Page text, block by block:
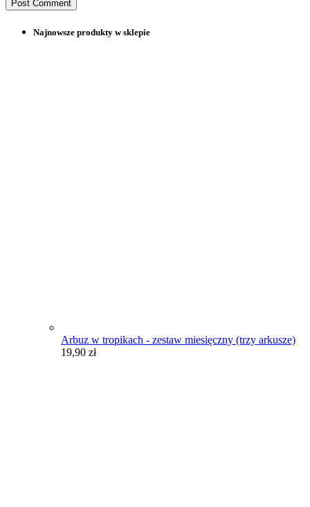
Najnowsze produkty w sklepie
Arbuz w tropikach - zestaw miesięczny (trzy arkusze)
19,90 zł